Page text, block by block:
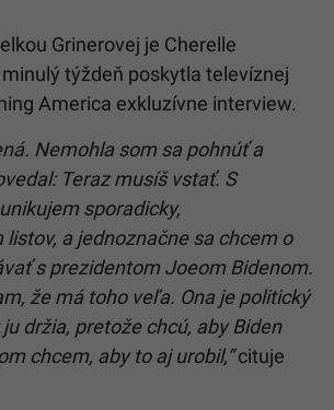
Grinerovej je Cherelle
týždeň poskytla televíznej
America exkluzívne interview.
Nemohla som sa pohnúť a
Teraz musíš vstať. S
sporadicky,
a jednoznačne sa chcem o
s prezidentom Joeom Bidenom.
že má toho veľa. Ona je politický
držia, pretože chcú, aby Biden
chcem, aby to aj urobil,“cituje